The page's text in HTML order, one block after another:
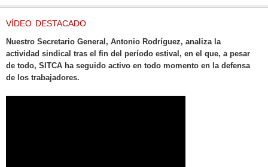
VÍDEO DESTACADO
Nuestro Secretario General, Antonio Rodríguez, analiza la
actividad sindical tras el fin del período estival, en el que, a pesar
de todo, SITCA ha seguido activo en todo momento en la defensa
de los trabajadores.